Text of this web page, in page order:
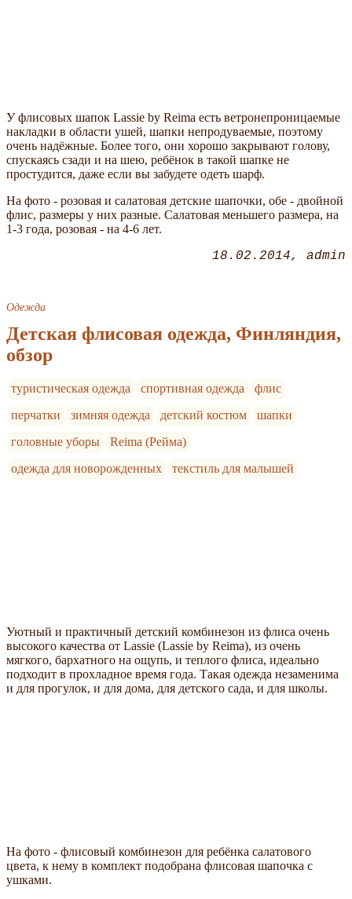
У флисовых шапок Lassie by Reima есть ветронепроницаемые
накладки в области ушей, шапки непродуваемые, поэтому
очень надёжные. Более того, они хорошо закрывают голову,
спускаясь сзади и на шею, ребёнок в такой шапке не
простудится, даже если вы забудете одеть шарф.
На фото - розовая и салатовая детские шапочки, обе - двойной
флис, размеры у них разные. Салатовая меньшего размера, на
1-3 года, розовая - на 4-6 лет.
18.02.2014 admin
Одежда
Детская флисовая одежда, Финляндия,
обзор
туристическая одежда спортивная одежда
флис
перчатки
зимняя одежда детский костюм
шапки
головные уборы
Reima (Рейма)
одежда для новорожденных
текстиль для малышей
Уютный и практичный детский комбинезон из флиса очень
высокого качества от Lassie (Lassie by Reima), из очень
мягкого, бархатного на ощупь, и теплого флиса, идеально
подходит в прохладное время года. Такая одежда незаменима
и для прогулок, и для дома, для детского сада, и для школы.
На фото - флисовый комбинезон для ребёнка салатового
цвета, к нему в комплект подобрана флисовая шапочка с
ушками.